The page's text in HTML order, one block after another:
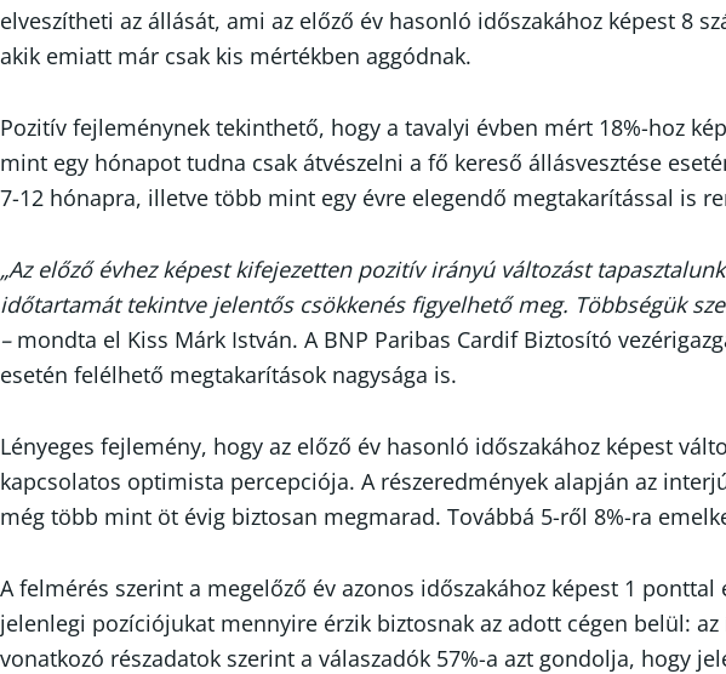
elveszítheti az állását, ami az előző év hasonló időszakához képest 8
akik emiatt már csak kis mértékben aggódnak.
Pozitív fejleménynek tekinthető, hogy a tavalyi évben mért 18%-hoz
mint egy hónapot tudna csak átvészelni a fő kereső állásvesztése
7-12 hónapra, illetve több mint egy évre elegendő megtakarítással is
„Az előző évhez képest kifejezetten pozitív irányú változást
időtartamát tekintve jelentős csökkenés figyelhető meg. Többségük
–mondta el Kiss Márk István. A BNP Paribas Cardif Biztosító
esetén felélhető megtakarítások nagysága is.
Lényeges fejlemény, hogy az előző év hasonló időszakához képest
kapcsolatos optimista percepciója. A részeredmények alapján az
még több mint öt évig biztosan megmarad. Továbbá 5-ről 8%-ra
A felmérés szerint a megelőző év azonos időszakához képest 1
jelenlegi pozíciójukat mennyire érzik biztosnak az adott cégen belül:
vonatkozó részadatok szerint a válaszadók 57%-a azt gondolja, hogy